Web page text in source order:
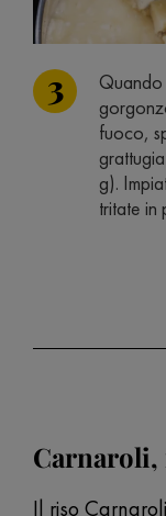
Quando
fuoco,
g).
tritate in
Il riso